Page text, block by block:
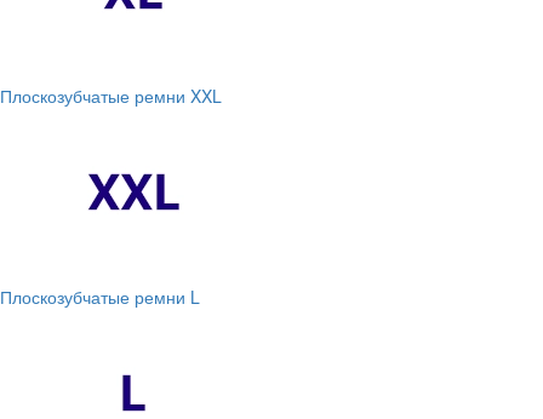
Плоскозубчатые ремни XXL
Плоскозубчатые ремни L